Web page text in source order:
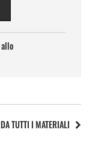
TUTTI I MATERIALI